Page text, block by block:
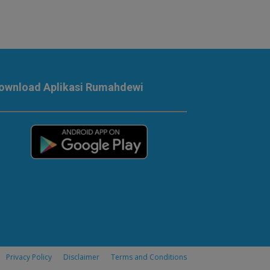
Aplikasi Rumahdewi
Privacy Policy Disclaimer Terms and Conditions